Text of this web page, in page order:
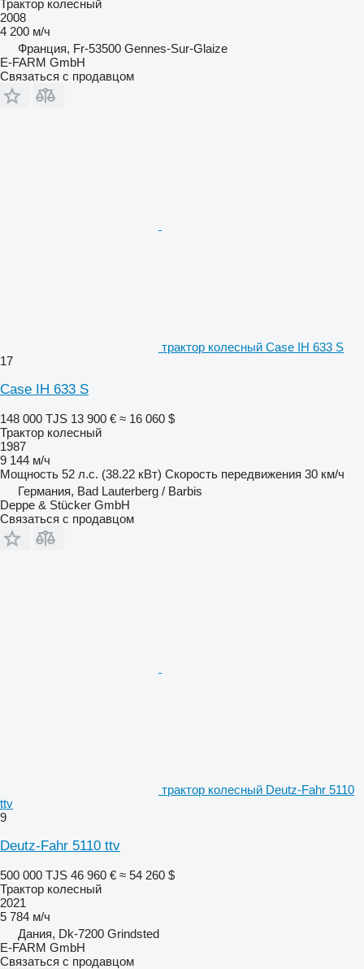
Трактор колесный
2008
4 200 м/ч
Франция, Fr-53500 Gennes-Sur-Glaize
E-FARM GmbH
Связаться с продавцом
трактор колесный Case IH 633 S
17
Case IH 633 S
148 000 TJS 13 900 € ≈ 16 060 $
Трактор колесный
1987
9 144 м/ч
Мощность 52 л.с. (38.22 кВт) Скорость передвижения 30 км/ч
Германия, Bad Lauterberg / Barbis
Deppe & Stücker GmbH
Связаться с продавцом
трактор колесный Deutz-Fahr 5110
ttv
9
Deutz-Fahr 5110 ttv
500 000 TJS 46 960 € ≈ 54 260 $
Трактор колесный
2021
5 784 м/ч
Дания, Dk-7200 Grindsted
E-FARM GmbH
Связаться с продавцом